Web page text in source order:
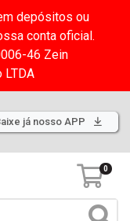
depósitos ou
conta oficial.
46 Zein
LTDA
já nosso APP
0